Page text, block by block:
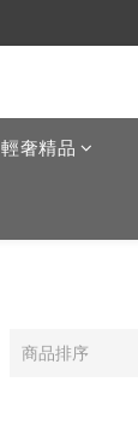
輕奢精品
商品排序